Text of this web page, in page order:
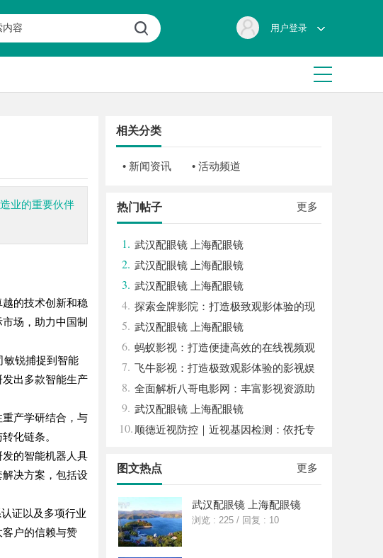
用户登录
业的重要伙伴
的技术创新和稳
场，助力中国制
敏锐捕捉到智能
出多款智能生产
产学研结合，与
化链条。
的智能机器人具
决方案，包括设
证以及多项行业
户的信赖与赞
相关分类
• 新闻资讯 • 活动频道
更多
热门帖子
1. 武汉配眼镜 上海配眼镜
2. 武汉配眼镜 上海配眼镜
3. 武汉配眼镜 上海配眼镜
4. 探索金牌影院：打造极致观影体验的现
代影院典范
5. 武汉配眼镜 上海配眼镜
6. 蚂蚁影视：打造便捷高效的在线视频观
影新体验
7. 飞牛影视：打造极致观影体验的影视娱
乐平台
8. 全面解析八哥电影网：丰富影视资源助
力观影体验升级
9. 武汉配眼镜 上海配眼镜
10. 顺德近视防控｜近视基因检测：依托专
案
更多
图文热点
武汉配眼镜 上海配眼镜
浏览 : 225 / 回复 : 10